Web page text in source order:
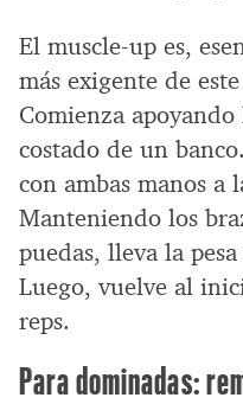
El muscle-up es,
más exigente de
Comienza
costado de un
con ambas manos a
Manteniendo los
puedas, lleva la
Luego, vuelve al
reps.
Para dominadas: